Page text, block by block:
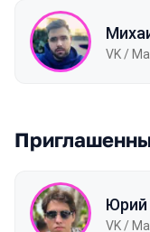
VK /
Юрий
VK /